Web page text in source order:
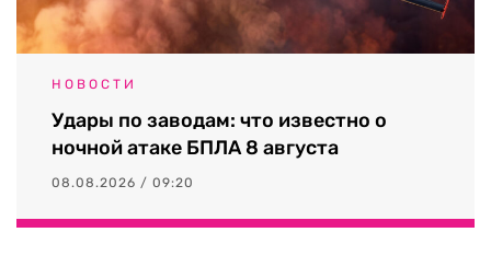
НОВОСТИ
Удары по заводам: что известно о
ночной атаке БПЛА 8 августа
08.08.2026 / 09:20